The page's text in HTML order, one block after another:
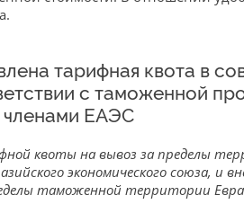
тарифная квота в
с таможенной
членами ЕАЭС
квоты на вывоз за пределы
экономического союза, и
таможенной территории